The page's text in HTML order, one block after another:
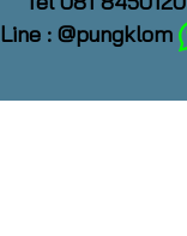
Line : @pungklom